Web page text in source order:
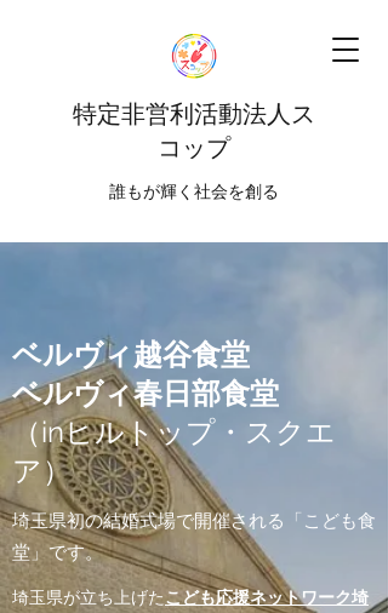
特定非営利活動法人ス
コップ
​​誰もが輝く社会を創る
ベルヴィ越谷食堂
ベルヴィ春日部食堂
​（inヒルトップ・スクエ
ア）
埼玉県初の結婚式場で開催される「こども食
堂」です。
埼玉県が立ち上げたこども応援ネットワーク埼